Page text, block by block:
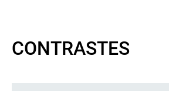
CONTRASTES